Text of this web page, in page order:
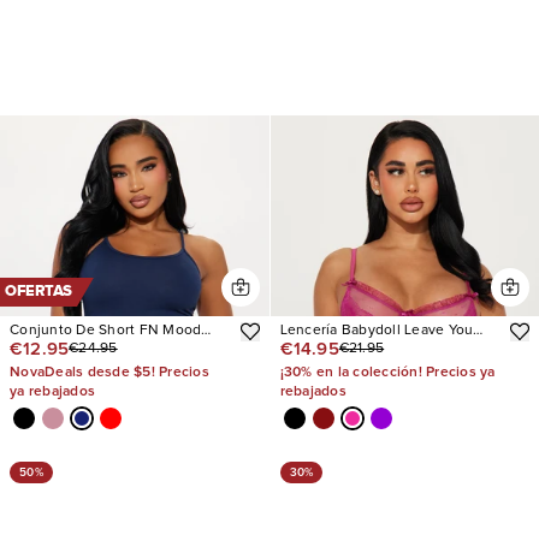
OFERTAS
Conjunto De Short FN Mood
Cotton PJ Boxer
€12.95€24.95
NovaDeals desde $5! Precios
ya rebajados
Lencería Babydoll Leave You
Breathless
€14.95€21.95
¡30% en la colección! Precios ya
rebajados
50% 30%